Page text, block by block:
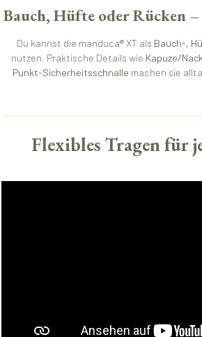
Bauch, Hüfte oder Rücken
Du kannst die manduca® XT als Bauch-,
nutzen. Praktische Details wie Kapuze/
Punkt-Sicherheitsschnalle machen sie
Flexibles Tragen für